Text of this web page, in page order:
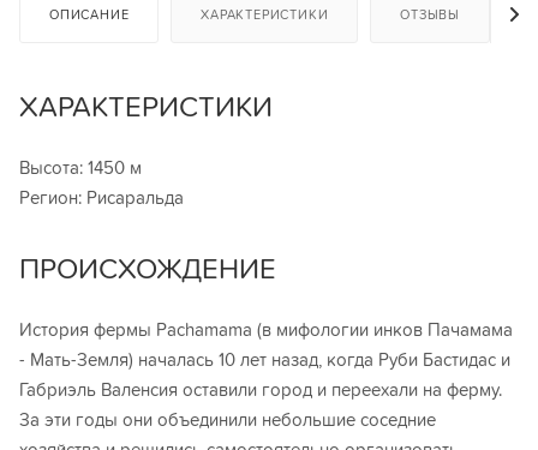
ОПИСАНИЕ ХАРАКТЕРИСТИКИ ОТЗЫВЫ
ХАРАКТЕРИСТИКИ
Высота: 1450 м
Регион: Рисаральда
ПРОИСХОЖДЕНИЕ
История фермы Pachamama (в мифологии инков Пачамама
- Мать-Земля) началась 10 лет назад, когда Руби Бастидас и
Габриэль Валенсия оставили город и переехали на ферму.
За эти годы они объединили небольшие соседние